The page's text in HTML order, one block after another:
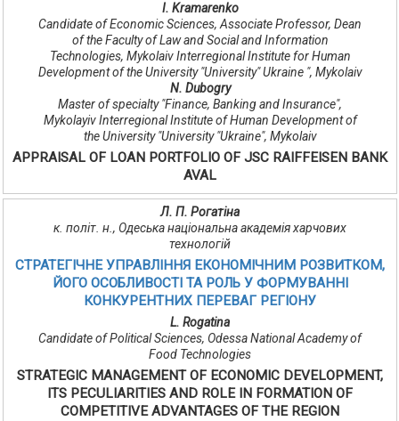
I. Kramarenko
Candidate of Economic Sciences, Associate Professor, Dean
of the Faculty of Law and Social and Information
Technologies, Mykolaiv Interregional Institute for Human
Development of the University "University" Ukraine ", Mykolaiv
N. Dubogry
Master of specialty "Finance, Banking and Insurance",
Mykolayiv Interregional Institute of Human Development of
the University "University "Ukraine", Mykolaiv
APPRAISAL OF LOAN PORTFOLIO OF JSC RAIFFEISEN BANK
AVAL
Л. П. Рогатіна
к. політ. н., Одеська національна академія харчових
технологій
СТРАТЕГІЧНЕ УПРАВЛІННЯ ЕКОНОМІЧНИМ РОЗВИТКОМ,
ЙОГО ОСОБЛИВОСТІ ТА РОЛЬ У ФОРМУВАННІ
КОНКУРЕНТНИХ ПЕРЕВАГ РЕГІОНУ
L. Rogatina
Candidate of Political Sciences, Odessa National Academy of
Food Technologies
STRATEGIC MANAGEMENT OF ECONOMIC DEVELOPMENT,
ITS PECULIARITIES AND ROLE IN FORMATION OF
COMPETITIVE ADVANTAGES OF THE REGION